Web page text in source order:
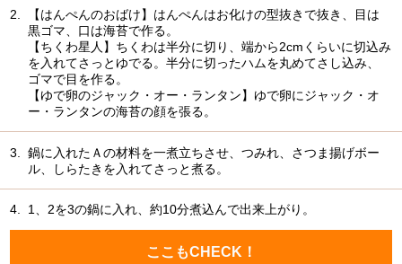
2.
【はんぺんのおばけ】はんぺんはお化けの型抜きで抜き、目は
黒ゴマ、口は海苔で作る。
【ちくわ星人】ちくわは半分に切り、端から2cmくらいに切込み
を入れてさっとゆでる。半分に切ったハムを丸めてさし込み、
ゴマで目を作る。
【ゆで卵のジャック・オー・ランタン】ゆで卵にジャック・オ
ー・ランタンの海苔の顔を張る。
3.
鍋に入れたＡの材料を一煮立ちさせ、つみれ、さつま揚げボー
ル、しらたきを入れてさっと煮る。
4. 1、2を3の鍋に入れ、約10分煮込んで出来上がり。
ここもCHECK！